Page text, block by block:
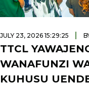
JULY 23, 2026 15:29:25
TTCL
WANAFUNZI
KUHUSU